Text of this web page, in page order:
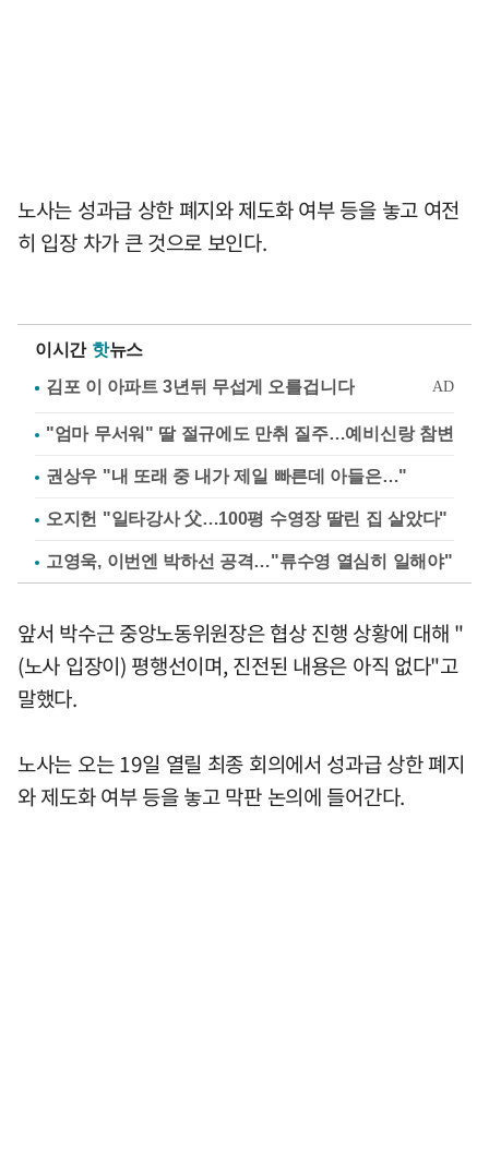
노사는 성과급 상한 폐지와 제도화 여부 등을 놓고 여전
히 입장 차가 큰 것으로 보인다.
이시간 핫뉴스
"엄마 무서워" 딸 절규에도 만취 질주…예비신랑 참변
권상우 "내 또래 중 내가 제일 빠른데 아들은…"
오지헌 "일타강사 父…100평 수영장 딸린 집 살았다"
고영욱, 이번엔 박하선 공격…"류수영 열심히 일해야"
앞서 박수근 중앙노동위원장은 협상 진행 상황에 대해 "
(노사 입장이) 평행선이며, 진전된 내용은 아직 없다"고
말했다.
노사는 오는 19일 열릴 최종 회의에서 성과급 상한 폐지
와 제도화 여부 등을 놓고 막판 논의에 들어간다.